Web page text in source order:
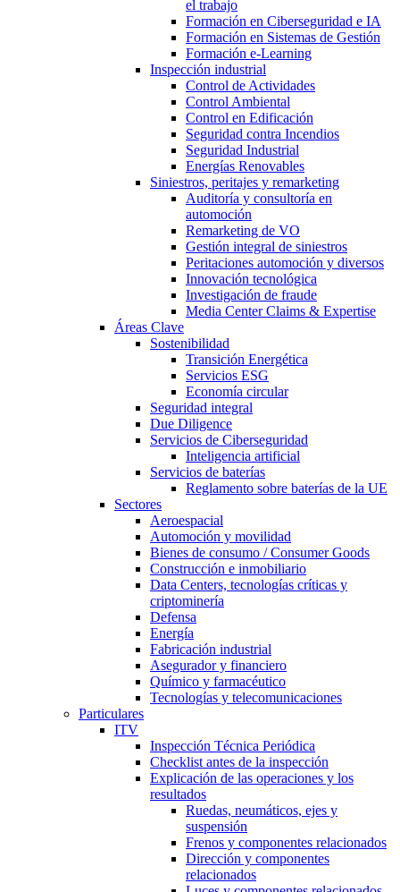
el trabajo
Formación en Ciberseguridad e IA
Formación en Sistemas de Gestión
Formación e-Learning
Inspección industrial
Control de Actividades
Control Ambiental
Control en Edificación
Seguridad contra Incendios
Seguridad Industrial
Energías Renovables
Siniestros, peritajes y remarketing
Auditoría y consultoría en
automoción
Remarketing de VO
Gestión integral de siniestros
Peritaciones automoción y diversos
Innovación tecnológica
Investigación de fraude
Media Center Claims & Expertise
Áreas Clave
Sostenibilidad
Transición Energética
Servicios ESG
Economía circular
Seguridad integral
Due Diligence
Servicios de Ciberseguridad
Inteligencia artificial
Servicios de baterías
Reglamento sobre baterías de la UE
Sectores
Aeroespacial
Automoción y movilidad
Bienes de consumo / Consumer Goods
Construcción e inmobiliario
Data Centers, tecnologías críticas y
criptominería
Defensa
Energía
Fabricación industrial
Asegurador y financiero
Químico y farmacéutico
Tecnologías y telecomunicaciones
Particulares
ITV
Inspección Técnica Periódica
Checklist antes de la inspección
Explicación de las operaciones y los
resultados
Ruedas, neumáticos, ejes y
suspensión
Frenos y componentes relacionados
Dirección y componentes
relacionados